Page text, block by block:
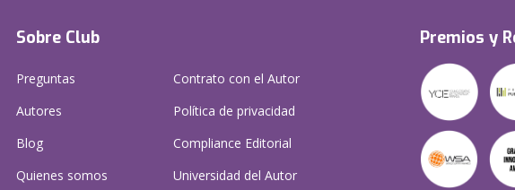
Sobre Club
Preguntas
Autores
Blog
Quienes somos
Contrato con el Autor
Política de privacidad
Compliance Editorial
Universidad del Autor
Premios y